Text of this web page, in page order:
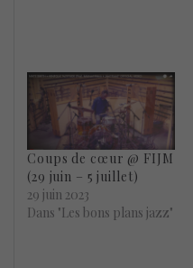
Coups de cœur @ FIJM
(29 juin – 5 juillet)
29 juin 2023
Dans "Les bons plans jazz"